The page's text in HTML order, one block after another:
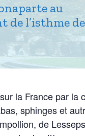
au
l’isthme de
la France par la
sphinges et
de